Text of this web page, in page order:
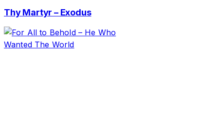
Thy Martyr – Exodus